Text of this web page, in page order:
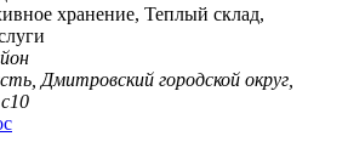
хранение, Теплый склад,
Дмитровский городской округ,